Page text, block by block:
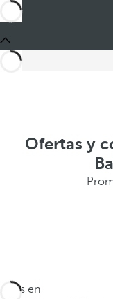
Ofertas y
Estás en